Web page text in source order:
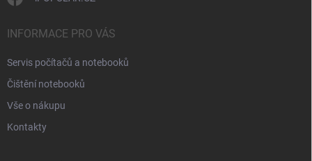
INFORMACE PRO VÁS
Servis počítačů a notebooků
Čištění notebooků
Vše o nákupu
Kontakty